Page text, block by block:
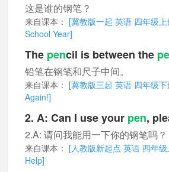
这是谁的钢笔？
来自课本： [冀教版一起 英语 四年级
School Year]
The pencil is between the
铅笔在钢笔和尺子中间。
来自课本： [冀教版三起 英语 四年级
Again!]
2. A: Can I use your pen,
2.A: 请问我能用一下你的钢笔吗？
来自课本： [人教版新起点 英语 四年
Help]